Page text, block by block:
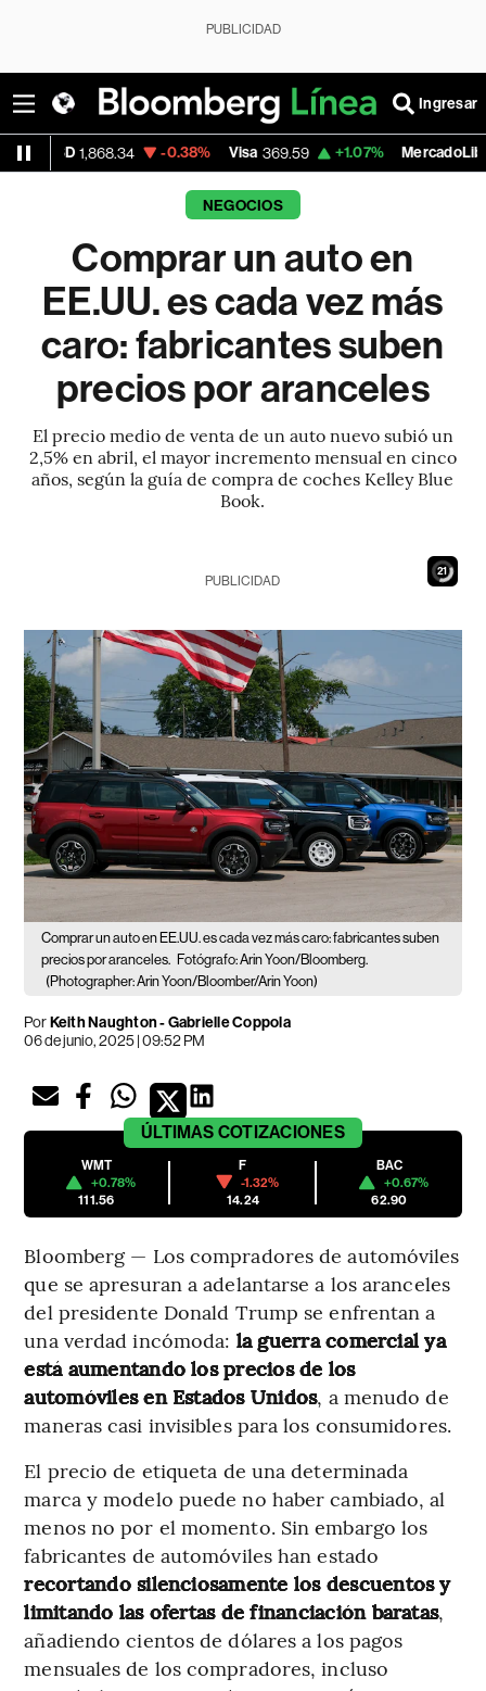
PUBLICIDAD
Ingresar
-0.38% Visa 369.59 +1.07% MercadoLibre 1,890.05
NEGOCIOS
Comprar un auto en
EE.UU. es cada vez más
caro: fabricantes suben
precios por aranceles
El precio medio de venta de un auto nuevo subió un
2,5% en abril, el mayor incremento mensual en cinco
años, según la guía de compra de coches Kelley Blue
Book.
19
PUBLICIDAD
Comprar un auto en EE.UU. es cada vez más caro: fabricantes suben
precios por aranceles. Fotógrafo: Arin Yoon/Bloomberg.
(Photographer: Arin Yoon/Bloomber/Arin Yoon)
PorKeith Naughton - Gabrielle Coppola
06 de junio, 2025 | 09:52 PM
ÚLTIMAS COTIZACIONES
WMT
+0.78%
111.56
F
-1.32%
14.24
BAC
+0.67%
62.90
Bloomberg — Los compradores de automóviles
que se apresuran a adelantarse a los aranceles
del presidente Donald Trump se enfrentan a
una verdad incómoda: la guerra comercial ya
está aumentando los precios de los
automóviles en Estados Unidos, a menudo de
maneras casi invisibles para los consumidores.
El precio de etiqueta de una determinada
marca y modelo puede no haber cambiado, al
menos no por el momento. Sin embargo los
fabricantes de automóviles han estado
recortando silenciosamente los descuentos y
limitando las ofertas de financiación baratas,
añadiendo cientos de dólares a los pagos
mensuales de los compradores, incluso